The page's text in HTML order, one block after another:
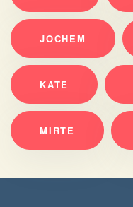
JOCHEM
KATE
MIRTE